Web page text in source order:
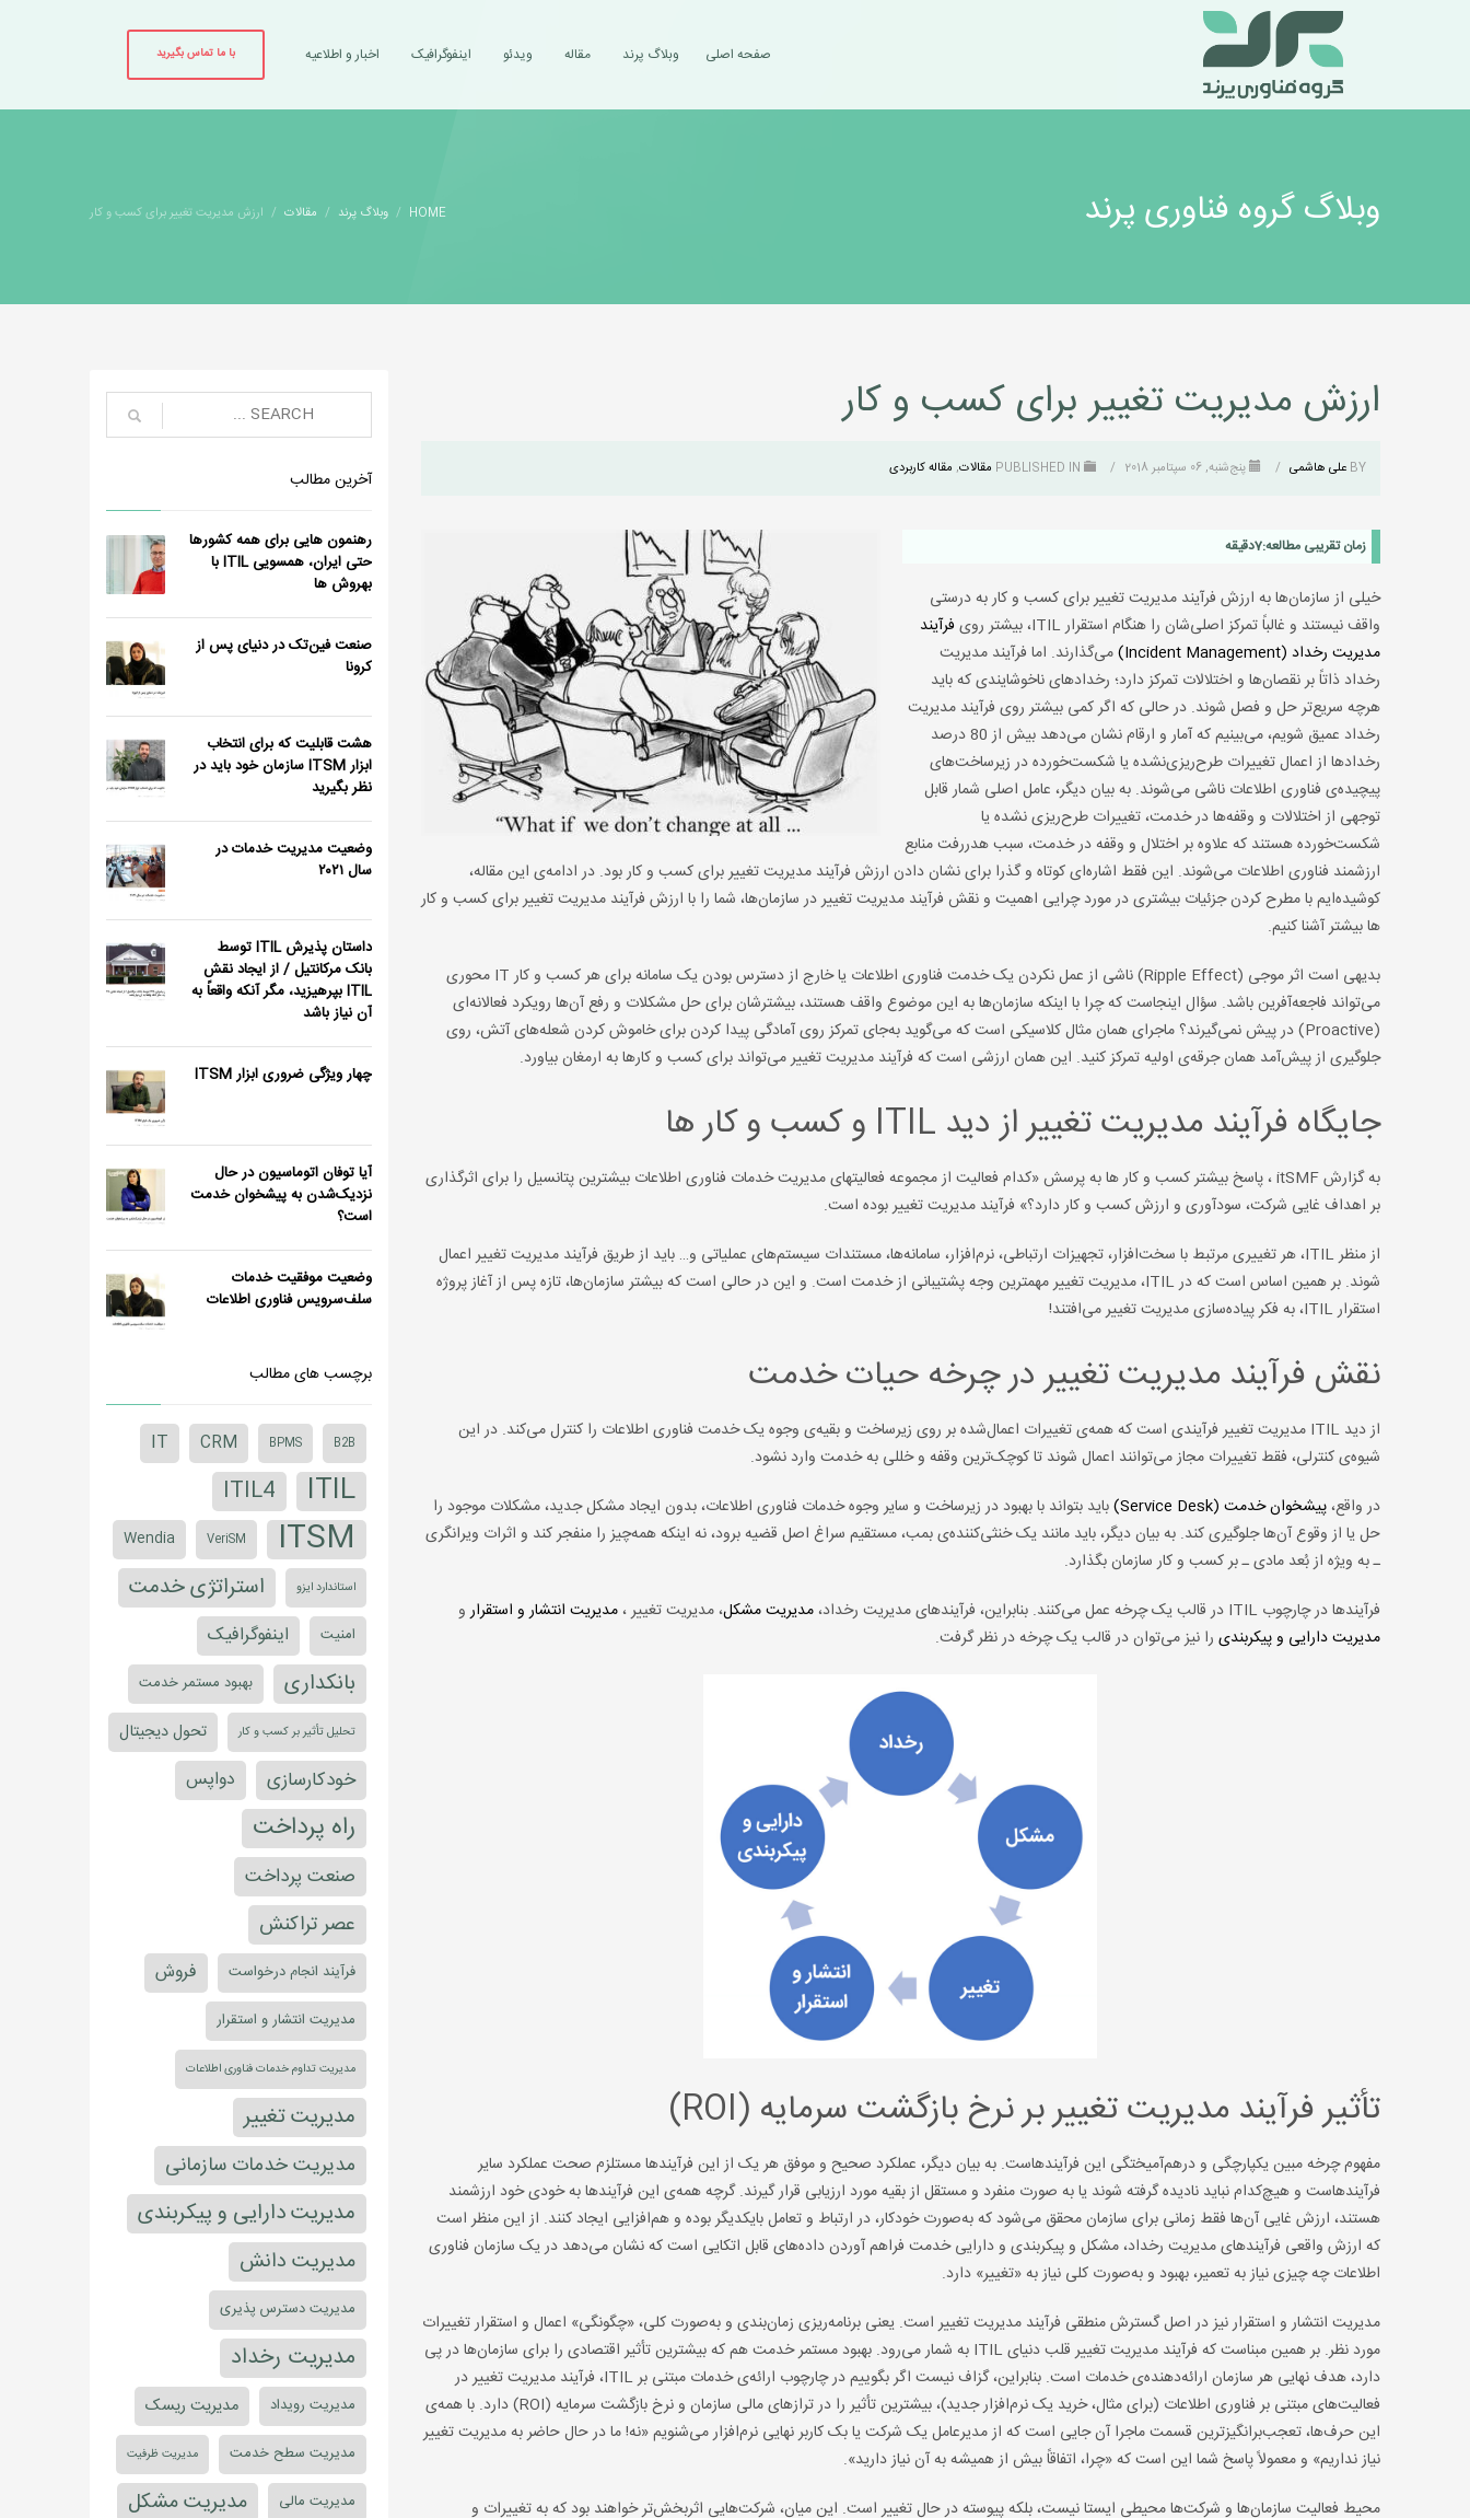
صفحه اصلی وبلاگ پرند مقاله ویدئو اینفوگرافیک اخبار و اطلاعیه با ما تماس بگیرید
HOME وبلاگ پرند مقالات ارزش مدیریت تغییر برای کسب و کار وبلاگ گروه فناوری پرند
ارزش مدیریت تغییر برای کسب و کار
BY علی هاشمی / پنج‌شنبه, 06 سپتامبر 2018 / مقالات, مقاله کاربردی
زمان تقریبی مطالعه:7دقیقه
خیلی از سازمان‌ها به ارزش فرآیند مدیریت تغییر برای کسب و کار به درستی
واقف نیستند و غالباً تمرکز اصلی‌شان را هنگام استقرار ITIL، بیشتر روی
فرآیند
مدیریت رخداد (Incident Management)
می‌گذارند. اما فرآیند مدیریت
رخداد ذاتاً بر نقصان‌ها و اختلالات تمرکز دارد؛ رخدادهای ناخوشایندی که باید
هرچه سریع‌تر حل و فصل شوند. در حالی که اگر کمی بیشتر روی فرآیند مدیریت
رخداد عمیق شویم، می‌بینیم که آمار و ارقام نشان می‌دهد بیش از 80 درصد
رخدادها از اعمال تغییرات طرح‌ریزی‌نشده یا شکست‌خورده در زیرساخت‌های
پیچیده‌ی فناوری اطلاعات ناشی می‌شوند. به بیان دیگر، عامل اصلی شمار قابل
توجهی از اختلالات و وقفه‌ها در خدمت، تغییرات طرح‌ریزی نشده یا
شکست‌خورده هستند که علاوه بر اختلال و وقفه در خدمت، سبب هدررفت منابع
ارزشمند فناوری اطلاعات می‌شوند. این فقط اشاره‌ای کوتاه و گذرا برای نشان دادن ارزش فرآیند مدیریت تغییر برای کسب و کار بود. در ادامه‌ی این مقاله،
کوشیده‌ایم با مطرح کردن جزئیات بیشتری در مورد چرایی اهمیت و نقش فرآیند مدیریت تغییر در سازمان‌ها، شما را با ارزش فرآیند مدیریت تغییر برای کسب و کار
ها بیشتر آشنا کنیم.
بدیهی است اثر موجی (Ripple Effect) ناشی از عمل نکردن یک خدمت فناوری اطلاعات یا خارج از دسترس بودن یک سامانه برای هر کسب و کار IT محوری
می‌تواند فاجعه‌آفرین باشد. سؤال اینجاست که چرا با اینکه سازمان‌ها به این موضوع واقف هستند، بیشترشان برای حل مشکلات و رفع آن‌ها رویکرد فعالانه‌ای
(Proactive) در پیش نمی‌گیرند؟ ماجرای همان مثال کلاسیکی است که می‌گوید به‌جای تمرکز روی آمادگی پیدا کردن برای خاموش کردن شعله‌های آتش، روی
جلوگیری از پیش‌آمد همان جرقه‌ی اولیه تمرکز کنید. این همان ارزشی است که فرآیند مدیریت تغییر می‌تواند برای کسب و کارها به ارمغان بیاورد.
جایگاه فرآیند مدیریت تغییر از دید ITIL و کسب و کار ها
به گزارش itSMF ، پاسخ بیشتر کسب و کار ها به پرسش «کدام فعالیت از مجموعه فعالیت­های مدیریت خدمات فناوری اطلاعات بیشترین پتانسیل را برای اثرگذاری
بر اهداف غایی شرکت، سودآوری و ارزش کسب و کار دارد؟» فرآیند مدیریت تغییر بوده است.
از منظر ITIL، هر تغییری مرتبط با سخت‌افزار، تجهیزات ارتباطی، نرم‌افزار، سامانه‌ها، مستندات سیستم‌های عملیاتی و… باید از طریق فرآیند مدیریت تغییر اعمال
شوند. بر همین اساس است که در ITIL، مدیریت تغییر مهمترین وجه پشتیبانی از خدمت است. و این در حالی است که بیشتر سازمان‌ها، تازه پس از آغاز پروژه
استقرار ITIL، به فکر پیاده‌سازی مدیریت تغییر می‌افتند!
نقش فرآیند مدیریت تغییر در چرخه حیات خدمت
از دید ITIL مدیریت تغییر فرآیندی است که همه‌ی تغییرات اعمال‌شده بر روی زیرساخت و بقیه‌ی وجوه یک خدمت فناوری اطلاعات را کنترل می‌کند. در این
شیوه‌ی کنترلی، فقط تغییرات مجاز می‌توانند اعمال شوند تا کوچک‌ترین وقفه و خللی به خدمت وارد نشود.
در واقع،پیشخوان خدمت (Service Desk)
باید بتواند با بهبود در زیرساخت و سایر وجوه خدمات فناوری اطلاعات، بدون ایجاد مشکل جدید، مشکلات موجود را
حل یا از وقوع آن‌ها جلوگیری کند. به بیان دیگر، باید مانند یک خنثی‌کننده‌ی بمب، مستقیم سراغ اصل قضیه برود، نه اینکه همه‌چیز را منفجر کند و اثرات ویرانگری
ـ به ویژه از بُعد مادی ـ بر کسب و کار سازمان بگذارد.
فرآیندها در چارچوب ITIL در قالب یک چرخه عمل می‌کنند. بنابراین، فرآیندهای مدیریت رخداد،
مدیریت مشکل، مدیریت تغییر ،مدیریت انتشار و استقرارو
مدیریت دارایی و پیکربندی را نیز می‌توان در قالب یک چرخه در نظر گرفت.
تأثیر فرآیند مدیریت تغییر بر نرخ بازگشت سرمایه (ROI)
مفهوم چرخه مبین یکپارچگی و درهم‌آمیختگی این فرآیندهاست. به بیان دیگر، عملکرد صحیح و موفق هر یک از این فرآیندها مستلزم صحت عملکرد سایر
فرآیندهاست و هیچ‌کدام نباید نادیده گرفته شوند یا به صورت منفرد و مستقل از بقیه مورد ارزیابی قرار گیرند. گرچه همه‌ی این فرآیندها به خودی خود ارزشمند
هستند، ارزش غایی آن‌ها فقط زمانی برای سازمان محقق می‌شود که به‌صورت خودکار، در ارتباط و تعامل بایکدیگر بوده و هم‌افزایی ایجاد کنند. از این منظر است
که ارزش واقعی فرآیندهای مدیریت رخداد، مشکل و پیکربندی و دارایی خدمت فراهم آوردن داده‌های قابل اتکایی است که نشان می‌دهد در یک سازمان فناوری
اطلاعات چه چیزی نیاز به تعمیر، بهبود و به‌صورت کلی نیاز به «تغییر» دارد.
مدیریت انتشار و استقرار نیز در اصل گسترش منطقی فرآیند مدیریت تغییر است. یعنی برنامه‌ریزی زمان‌بندی و به‌صورت کلی، «چگونگی» اعمال و استقرار تغییرات
مورد نظر. بر همین مبناست که فرآیند مدیریت تغییر قلب دنیای ITIL به شمار می‌رود. بهبود مستمر خدمت هم که بیشترین تأثیر اقتصادی را برای سازمان‌ها در پی
دارد، هدف نهایی هر سازمان ارائه‌دهنده‌ی خدمات است. بنابراین، گزاف نیست اگر بگوییم در چارچوب ارائه‌ی خدمات مبتنی بر ITIL، فرآیند مدیریت تغییر در
فعالیت‌های مبتنی بر فناوری اطلاعات (برای مثال، خرید یک نرم‌افزار جدید)، بیشترین تأثیر را در ترازهای مالی سازمان و نرخ بازگشت سرمایه (ROI) دارد. با همه‌ی
این حرف‌‌ها، تعجب‌برانگیزترین قسمت ماجرا آن جایی است که از مدیرعامل یک شرکت یا بک کاربر نهایی نرم‌افزار می‌شنویم «نه! ما در حال حاضر به مدیریت تغییر
نیاز نداریم» و معمولاً پاسخ شما این است که «چرا، اتفاقاً بیش از همیشه به آن نیاز دارید».
محیط فعالیت سازمان‌ها و شرکت‌ها محیطی ایستا نیست، بلکه پیوسته در حال تغییر است. این میان، شرکت‌هایی اثربخش‌تر خواهند بود که به تغییرات و
آخرین مطالب
رهنمون هایی برای همه کشورها
حتی ایران، همسویی ITIL با
بهروش ها
صنعت فین‌تک در دنیای پس از
کرونا
هشت قابلیت که برای انتخاب
ابزار ITSM سازمان خود باید در
نظر بگیرید
وضعیت مدیریت خدمات در
سال ٢٠٢١
داستان پذیرش ITIL توسط
بانک مرکانتیل / از ایجاد نقش
ITIL بپرهیزید، مگر آنکه واقعاً به
آن نیاز باشد
چهار ویژگی ضروری ابزار ITSM
آیا توفان اتوماسیون در حال
نزدیک‌شدن به پیشخوان خدمت
است؟
وضعیت موفقیت خدمات
سلف‌سرویس فناوری اطلاعات
برچسب های مطالب
B2B
BPMS
CRM
IT
ITIL
ITIL4
ITSM
VeriSM
Wendia
استاندارد ایزو استراتژی خدمت
امنیت اینفوگرافیک
بانکداری بهبود مستمر خدمت
تحلیل تأثیر بر کسب و کار تحول دیجیتال
خودکارسازی دواپس
راه پرداخت
صنعت پرداخت
عصر تراکنش
فرآیند انجام درخواست فروش
مدیریت انتشار و استقرار
مدیریت تداوم خدمات فناوری اطلاعات
مدیریت تغییر
مدیریت خدمات سازمانی
مدیریت دارایی و پیکربندی
مدیریت دانش
مدیریت دسترس پذیری
مدیریت رخداد
مدیریت رویداد مدیریت ریسک
مدیریت سطح خدمت مدیریت ظرفیت
مدیریت مالی مدیریت مشکل